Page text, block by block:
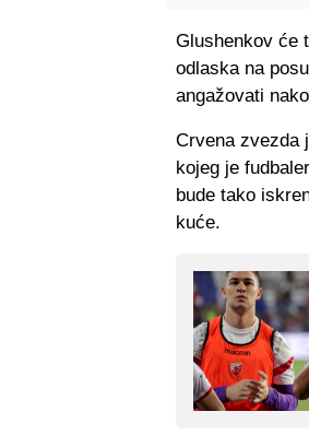
Glushenkov će
odlaska na
angažovati
Crvena zvezda
kojeg je
bude tako
kuće.